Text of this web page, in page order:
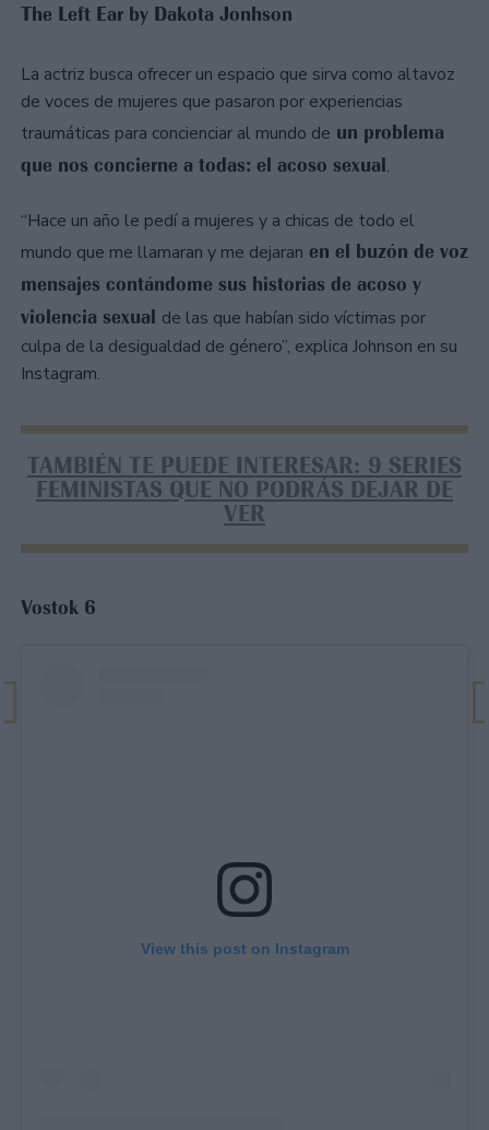
The Left Ear by Dakota Jonhson
La actriz busca ofrecer un espacio que sirva como altavoz
de voces de mujeres que pasaron por experiencias
traumáticas para concienciar al mundo de un problema
que nos concierne a todas: el acoso sexual.
“Hace un año le pedí a mujeres y a chicas de todo el
mundo que me llamaran y me dejaran en el buzón de voz
mensajes contándome sus historias de acoso y
violencia sexual de las que habían sido víctimas por
culpa de la desigualdad de género”, explica Johnson en su
Instagram.
TAMBIÉN TE PUEDE INTERESAR: 9 SERIES
FEMINISTAS QUE NO PODRÁS DEJAR DE
VER
Vostok 6
View this post on Instagram